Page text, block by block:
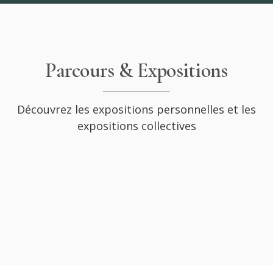
Parcours & Expositions
Découvrez les expositions personnelles et les
expositions collectives